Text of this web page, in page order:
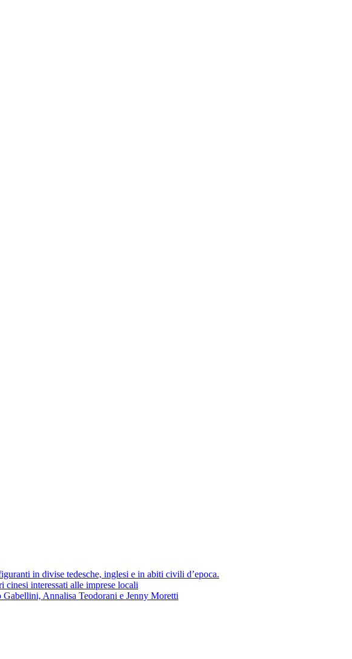
in divise tedesche, inglesi e in abiti civili d’epoca.
interessati alle imprese locali
Annalisa Teodorani e Jenny Moretti